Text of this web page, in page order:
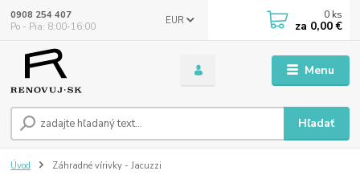
Menu
EUR
Hľadať
0908 254 407
Po - Pia: 8:00-16:00
0 ks
za 0,00 €
Úvod Záhradné vírivky - Jacuzzi